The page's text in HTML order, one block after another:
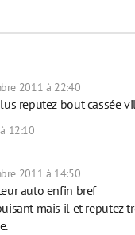
2011 à 22:40
reputez bout cassée
12:10
2011 à 14:50
auto enfin bref
mais il et reputez